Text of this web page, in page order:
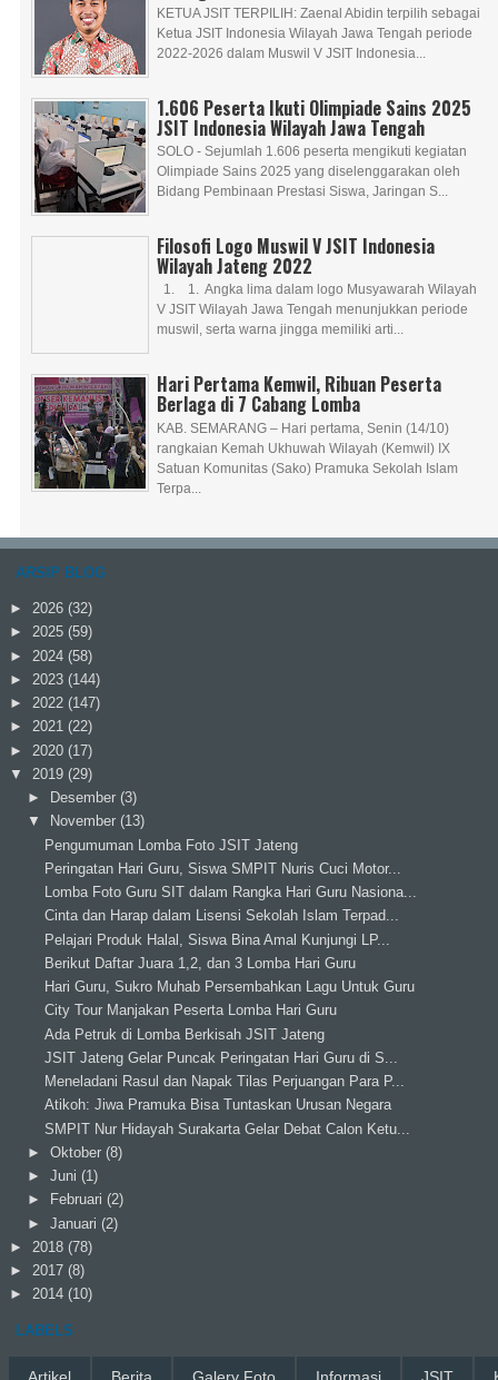
KETUA JSIT TERPILIH: Zaenal Abidin terpilih sebagai
Ketua JSIT Indonesia Wilayah Jawa Tengah periode
2022-2026 dalam Muswil V JSIT Indonesia...
1.606 Peserta Ikuti Olimpiade Sains 2025
JSIT Indonesia Wilayah Jawa Tengah
SOLO - Sejumlah 1.606 peserta mengikuti kegiatan
Olimpiade Sains 2025 yang diselenggarakan oleh
Bidang Pembinaan Prestasi Siswa, Jaringan S...
Filosofi Logo Muswil V JSIT Indonesia
Wilayah Jateng 2022
1. 1. Angka lima dalam logo Musyawarah Wilayah
V JSIT Wilayah Jawa Tengah menunjukkan periode
muswil, serta warna jingga memiliki arti...
Hari Pertama Kemwil, Ribuan Peserta
Berlaga di 7 Cabang Lomba
KAB. SEMARANG – Hari pertama, Senin (14/10)
rangkaian Kemah Ukhuwah Wilayah (Kemwil) IX
Satuan Komunitas (Sako) Pramuka Sekolah Islam
Terpa...
ARSIP BLOG
► 2026 (32)
► 2025 (59)
► 2024 (58)
► 2023 (144)
► 2022 (147)
► 2021 (22)
► 2020 (17)
▼ 2019 (29)
►
Desember (3)
▼
November (13)
Pengumuman Lomba Foto JSIT Jateng
Peringatan Hari Guru, Siswa SMPIT Nuris Cuci Motor...
Lomba Foto Guru SIT dalam Rangka Hari Guru Nasiona...
Cinta dan Harap dalam Lisensi Sekolah Islam Terpad...
Pelajari Produk Halal, Siswa Bina Amal Kunjungi LP...
Berikut Daftar Juara 1,2, dan 3 Lomba Hari Guru
Hari Guru, Sukro Muhab Persembahkan Lagu Untuk Guru
City Tour Manjakan Peserta Lomba Hari Guru
Ada Petruk di Lomba Berkisah JSIT Jateng
JSIT Jateng Gelar Puncak Peringatan Hari Guru di S...
Meneladani Rasul dan Napak Tilas Perjuangan Para P...
Atikoh: Jiwa Pramuka Bisa Tuntaskan Urusan Negara
SMPIT Nur Hidayah Surakarta Gelar Debat Calon Ketu...
► Oktober (8)
► Juni (1)
►
Februari (2)
► Januari (2)
► 2018 (78)
► 2017 (8)
► 2014 (10)
LABELS